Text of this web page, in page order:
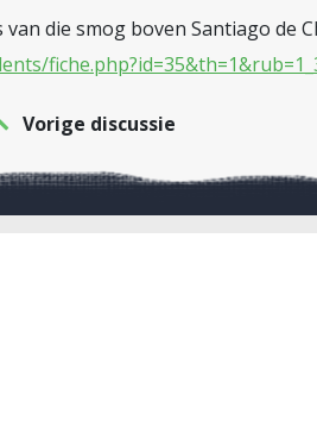
die smog boven Santiago de
Vorige discussie